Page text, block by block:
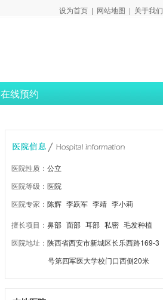
设为首页 | 网站地图 | 关于我们
在线预约
医院性质： 公立
医院等级： 医院
医院专家： 陈辉 李跃军 李靖 李小莉
擅长项目： 鼻部 面部 耳部 私密 毛发种植
皮肤改善 激光脱毛
医院地址： 陕西省西安市新城区长乐西路169-3
号第四军医大学校门口西侧20米